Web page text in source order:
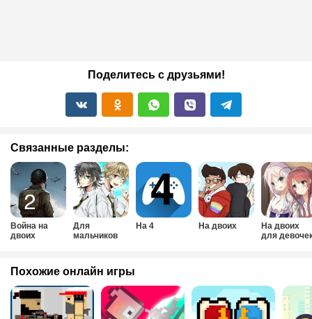
Поделитесь с друзьями!
Связанные разделы:
Война на
двоих
Для
мальчиков
На 4 На двоих
На двоих
для
Похожие онлайн игры